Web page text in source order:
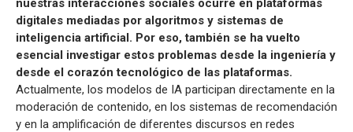
nuestras interacciones sociales ocurre en plataformas
digitales mediadas por algoritmos y sistemas de
inteligencia artificial. Por eso, también se ha vuelto
esencial investigar estos problemas desde la ingeniería y
desde el corazón tecnológico de las plataformas.
Actualmente, los modelos de IA participan directamente en la
moderación de contenido, en los sistemas de recomendación
y en la amplificación de diferentes discursos en redes